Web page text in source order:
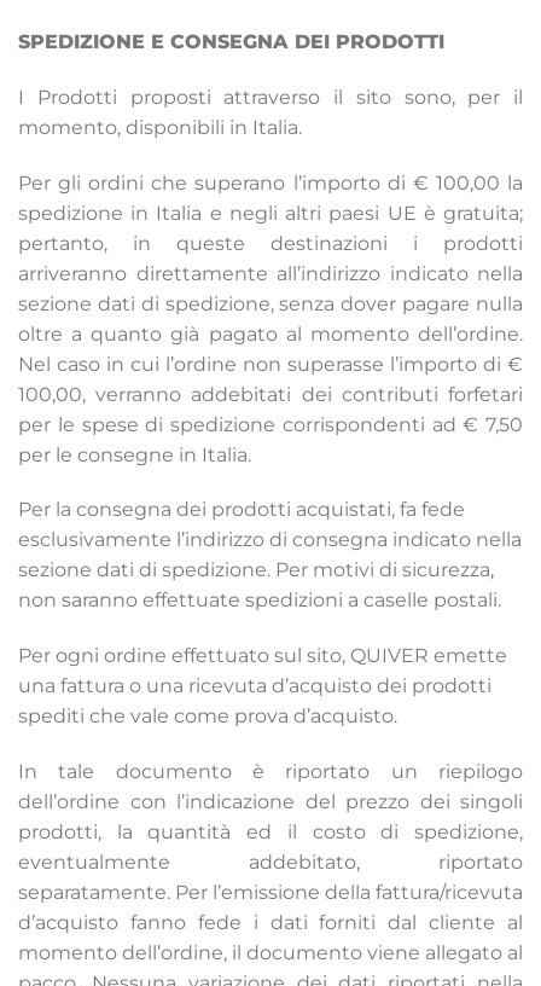
SPEDIZIONE E CONSEGNA DEI PRODOTTI
I Prodotti proposti attraverso il sito sono, per il
momento, disponibili in Italia.
Per gli ordini che superano l’importo di € 100,00 la
spedizione in Italia e negli altri paesi UE è gratuita;
pertanto, in queste destinazioni i prodotti
arriveranno direttamente all’indirizzo indicato nella
sezione dati di spedizione, senza dover pagare nulla
oltre a quanto già pagato al momento dell’ordine.
Nel caso in cui l’ordine non superasse l’importo di €
100,00, verranno addebitati dei contributi forfetari
per le spese di spedizione corrispondenti ad € 7,50
per le consegne in Italia.
Per la consegna dei prodotti acquistati, fa fede
esclusivamente l’indirizzo di consegna indicato nella
sezione dati di spedizione. Per motivi di sicurezza,
non saranno effettuate spedizioni a caselle postali.
Per ogni ordine effettuato sul sito, QUIVER emette
una fattura o una ricevuta d’acquisto dei prodotti
spediti che vale come prova d’acquisto.
In tale documento è riportato un riepilogo
dell’ordine con l’indicazione del prezzo dei singoli
prodotti, la quantità ed il costo di spedizione,
eventualmente addebitato, riportato
separatamente. Per l’emissione della fattura/ricevuta
d’acquisto fanno fede i dati forniti dal cliente al
momento dell’ordine, il documento viene allegato al